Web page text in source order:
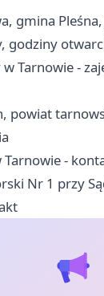
gmina
godziny
w Tarnowie -
powiat
Tarnowie -
Nr 1 przy